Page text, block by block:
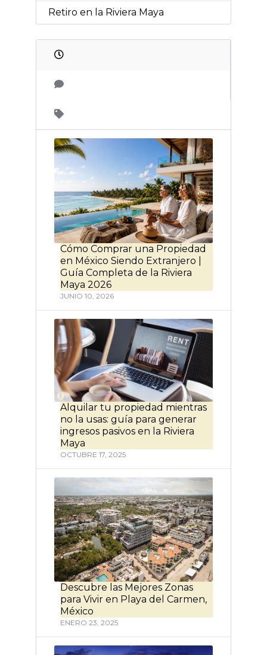
Retiro en la Riviera Maya
Cómo Comprar una Propiedad
en México Siendo Extranjero |
Guía Completa de la Riviera
Maya 2026
JUNIO 10, 2026
Alquilar tu propiedad mientras
no la usas: guía para generar
ingresos pasivos en la Riviera
Maya
OCTUBRE 17, 2025
Descubre las Mejores Zonas
para Vivir en Playa del Carmen,
México
ENERO 23, 2025